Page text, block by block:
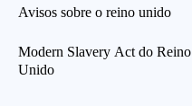
Avisos sobre o reino unido
Modern Slavery Act do Reino
Unido